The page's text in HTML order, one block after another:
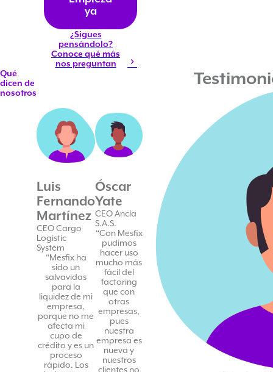
ya
¿Sigues
pensándolo?
Conoce qué más
nos preguntan
Qué
dicen de
nosotros
Luis
Fernando
Martínez
CEO Cargo
Logistic
System
“Mesfix ha
sido un
salvavidas
para la
liquidez de mi
empresa,
porque no me
afecta mi
cupo de
crédito y es un
proceso
rápido. Los
Óscar
Yate
CEO Ancla
S.A.S.
“Con Mesfix
pudimos
hacer uso
mucho más
fácil del
factoring
que con
otras
empresas,
pues
nuestra
empresa es
nueva y
nuestros
clientes no